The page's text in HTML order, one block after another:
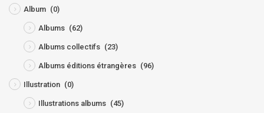
Album (0)
Albums (62)
Albums collectifs (23)
Albums éditions étrangères (96)
Illustration (0)
Illustrations albums (45)